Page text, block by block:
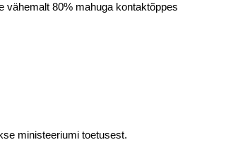
vähemalt 80% mahuga kontaktõppes
ministeeriumi toetusest.